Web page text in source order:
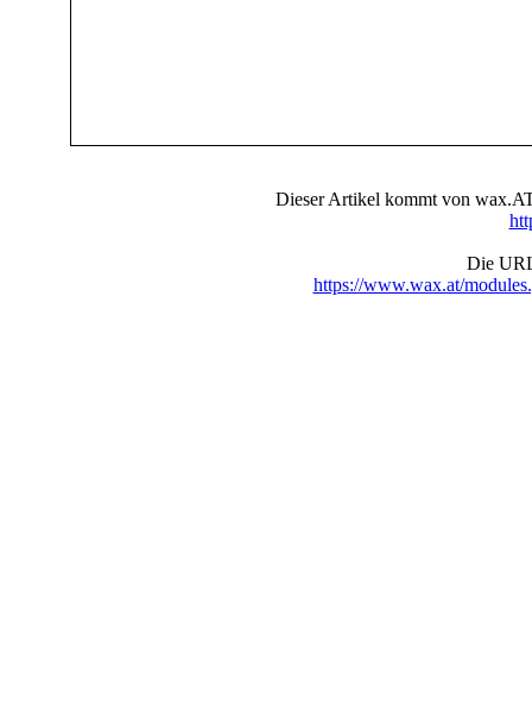
Dieser Artikel kommt von
Die
https://www.wax.at/